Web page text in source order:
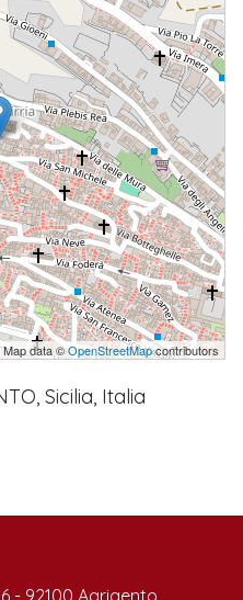
Map data ©OpenStreetMapcontributors
Sicilia, Italia
- 92100 Agrigento